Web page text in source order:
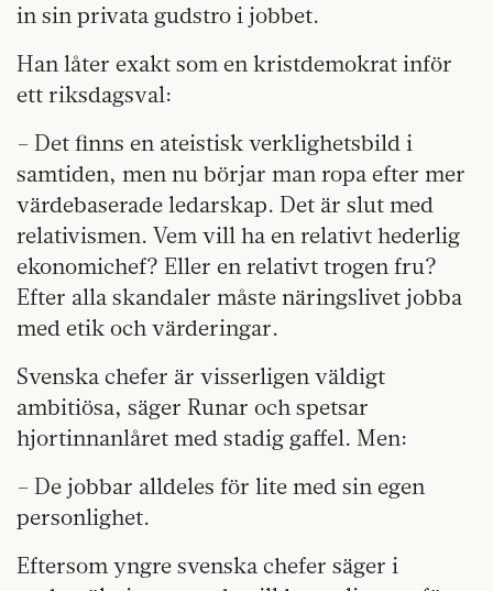
in sin privata gudstro i jobbet.
Han låter exakt som en kristdemokrat inför
ett riksdagsval:
– Det finns en ateistisk verklighetsbild i
samtiden, men nu börjar man ropa efter mer
värdebaserade ledarskap. Det är slut med
relativismen. Vem vill ha en relativt hederlig
ekonomichef? Eller en relativt trogen fru?
Efter alla skandaler måste näringslivet jobba
med etik och värderingar.
Svenska chefer är visserligen väldigt
ambitiösa, säger Runar och spetsar
hjortinnanlåret med stadig gaffel. Men:
– De jobbar alldeles för lite med sin egen
personlighet.
Eftersom yngre svenska chefer säger i